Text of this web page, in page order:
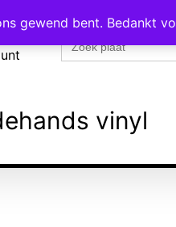
naar:
vinyl
gewend bent. Bedankt